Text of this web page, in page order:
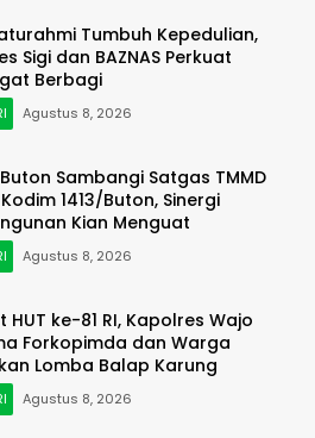
Tumbuh Kepedulian,
Sigi dan BAZNAS Perkuat
Berbagi
Agustus 8, 2026
Sambangi Satgas TMMD
1413/Buton, Sinergi
Kian Menguat
Agustus 8, 2026
HUT ke-81 RI, Kapolres Wajo
Forkopimda dan Warga
Lomba Balap Karung
Agustus 8, 2026